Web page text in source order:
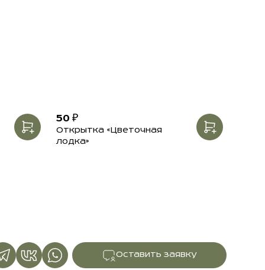
Открытка «Цветочная
лодка»
50 ₽
Оставить заявку